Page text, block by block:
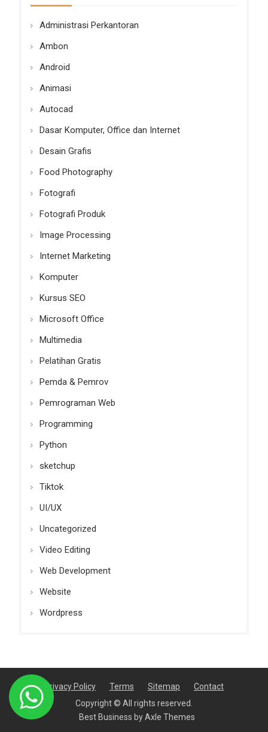
Administrasi Perkantoran
Ambon
Android
Animasi
Autocad
Dasar Komputer, Office dan Internet
Desain Grafis
Food Photography
Fotografi
Fotografi Produk
Image Processing
Internet Marketing
Komputer
Kursus SEO
Microsoft Office
Multimedia
Pelatihan Gratis
Pemda & Pemrov
Pemrograman Web
Programming
Python
sketchup
Tiktok
UI/UX
Uncategorized
Video Editing
Web Development
Website
Wordpress
Privacy Policy Terms Sitemap
Contact
Copyright © All rights reserved.
Best Business byAxle Themes